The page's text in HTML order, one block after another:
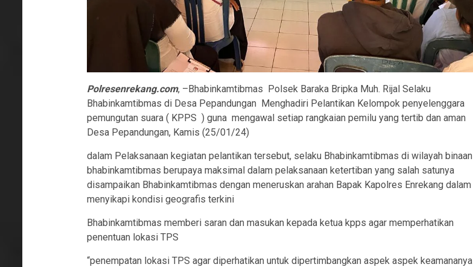
Polresenrekang.com, –Bhabinkamtibmas Polsek Baraka Bripka Muh. Rijal Selaku
Bhabinkamtibmas di Desa Pepandungan Menghadiri Pelantikan Kelompok penyelenggara
pemungutan suara ( KPPS ) guna mengawal setiap rangkaian pemilu yang tertib dan aman
Desa Pepandungan, Kamis (25/01/24)
dalam Pelaksanaan kegiatan pelantikan tersebut, selaku Bhabinkamtibmas di wilayah binaan
bhabinkamtibmas berupaya maksimal dalam pelaksanaan ketertiban yang salah satunya
disampaikan Bhabinkamtibmas dengan meneruskan arahan Bapak Kapolres Enrekang dalam
menyikapi kondisi geografis terkini
Bhabinkamtibmas memberi saran dan masukan kepada ketua kpps agar memperhatikan
penentuan lokasi TPS
“penempatan lokasi TPS agar diperhatikan untuk dipertimbangkan aspek aspek keamananya